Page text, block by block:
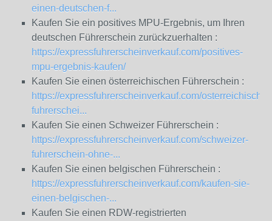
einen-deutschen-f...
Kaufen Sie ein positives MPU-Ergebnis, um Ihren
deutschen Führerschein zurückzuerhalten :
https://expressfuhrerscheinverkauf.com/positives-
mpu-ergebnis-kaufen/
Kaufen Sie einen österreichischen Führerschein :
https://expressfuhrerscheinverkauf.com/
fuhrerschei...
Kaufen Sie einen Schweizer Führerschein :
https://expressfuhrerscheinverkauf.com/schweizer-
fuhrerschein-ohne-...
Kaufen Sie einen belgischen Führerschein :
https://expressfuhrerscheinverkauf.com/kaufen-sie-
einen-belgischen-...
Kaufen Sie einen RDW-registrierten